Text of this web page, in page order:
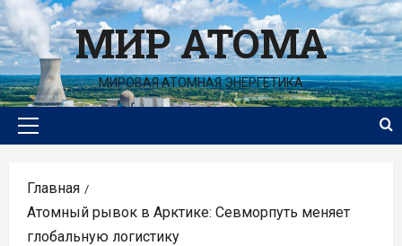
Перейти
к
содержимомуМИР АТОМА
МИРОВАЯ АТОМНАЯ ЭНЕРГЕТИКА
Основное
Главная
Атомный рывок в Арктике: Севморпуть меняет
глобальную логистику